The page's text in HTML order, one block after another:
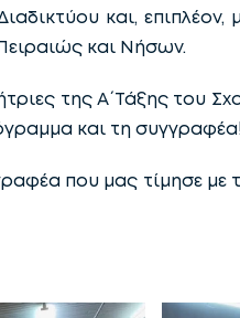
και,
και Νήσων.
της Α΄ Τάξης του
και τη
που μας τίμησε με